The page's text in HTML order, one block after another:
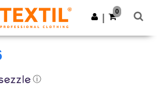
app!
Descargar app
0
ⓘ